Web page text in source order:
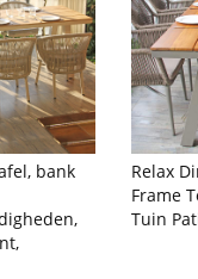
bank
Relax
Frame
Tuin